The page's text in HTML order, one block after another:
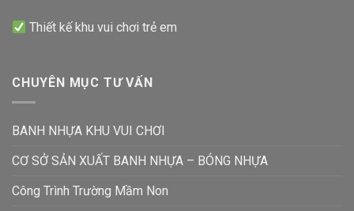
Thiết kế khu vui chơi trẻ em
CHUYÊN MỤC TƯ VẤN
BANH NHỰA KHU VUI CHƠI
CƠ SỞ SẢN XUẤT BANH NHỰA – BÓNG NHỰA
Công Trình Trường Mầm Non